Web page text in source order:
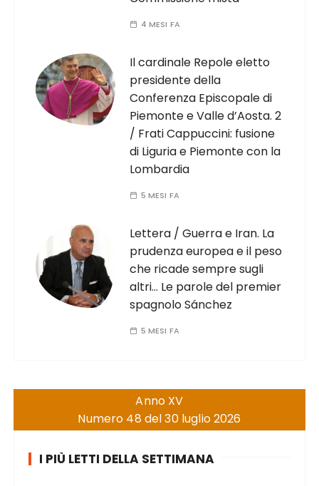
4 MESI FA
Il cardinale Repole eletto
presidente della
Conferenza Episcopale di
Piemonte e Valle d’Aosta. 2
/ Frati Cappuccini: fusione
di Liguria e Piemonte con la
Lombardia
5 MESI FA
Lettera / Guerra e Iran. La
prudenza europea e il peso
che ricade sempre sugli
altri… Le parole del premier
spagnolo Sánchez
5 MESI FA
Anno XV
Numero 48 del 30 luglio 2026
I PIÙ LETTI DELLA SETTIMANA